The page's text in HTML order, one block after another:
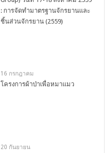
: การจัดทำมาตรฐานจักรยานและ
ชิ้นส่วนจักรยาน (2559)
16 กรกฎาคม
โครงการผ้าป่าเพื่อหมาแมว
20 กันยายน